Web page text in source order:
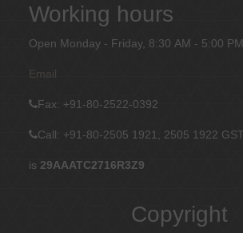
Working hours
Open Monday - Friday, 8:30 AM - 5:00
Email
Fax: +91-80-2522-0392
Call: +91-80-2505 1921, 2505 1922
is 29AAATC2716R3Z9
Copyright